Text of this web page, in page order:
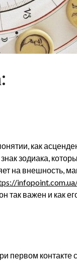
как
зодиака,
на внешность,
так важен и как
первом